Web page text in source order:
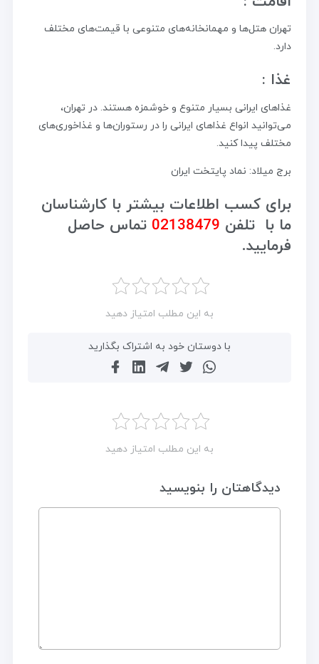
تهران هتل‌ها و مهمانخانه‌های متنوعی با قیمت‌های مختلف
دارد.
غذا :
غذاهای ایرانی بسیار متنوع و خوشمزه هستند. در تهران،
می‌توانید انواع غذاهای ایرانی را در رستوران‌ها و غذاخوری‌های
مختلف پیدا کنید.
برج میلاد: نماد پایتخت ایران
برای کسب اطلاعات بیشتر با کارشناسان
ما با تلفن 02138479 تماس حاصل
فرمایید.
به این مطلب امتیاز دهید
با دوستان خود به اشتراک بگذارید
به این مطلب امتیاز دهید
دیدگاهتان را بنویسید